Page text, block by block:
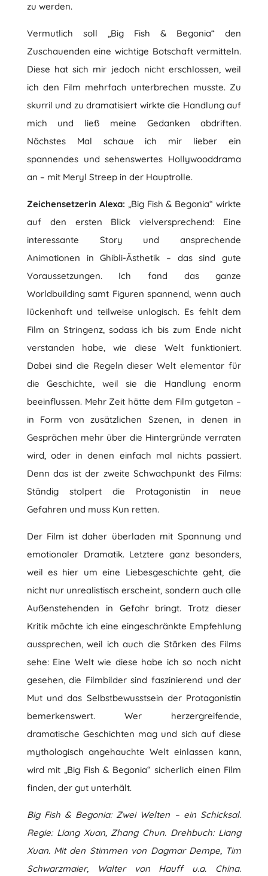
zu werden.
Vermutlich soll „Big Fish & Begonia“ den
Zuschauenden eine wichtige Botschaft vermitteln.
Diese hat sich mir jedoch nicht erschlossen, weil
ich den Film mehrfach unterbrechen musste. Zu
skurril und zu dramatisiert wirkte die Handlung auf
mich und ließ meine Gedanken abdriften.
Nächstes Mal schaue ich mir lieber ein
spannendes und sehenswertes Hollywooddrama
an – mit Meryl Streep in der Hauptrolle.
Zeichensetzerin Alexa: „Big Fish & Begonia“ wirkte
auf den ersten Blick vielversprechend: Eine
interessante Story und ansprechende
Animationen in Ghibli-Ästhetik – das sind gute
Voraussetzungen. Ich fand das ganze
Worldbuilding samt Figuren spannend, wenn auch
lückenhaft und teilweise unlogisch. Es fehlt dem
Film an Stringenz, sodass ich bis zum Ende nicht
verstanden habe, wie diese Welt funktioniert.
Dabei sind die Regeln dieser Welt elementar für
die Geschichte, weil sie die Handlung enorm
beeinflussen. Mehr Zeit hätte dem Film gutgetan –
in Form von zusätzlichen Szenen, in denen in
Gesprächen mehr über die Hintergründe verraten
wird, oder in denen einfach mal nichts passiert.
Denn das ist der zweite Schwachpunkt des Films:
Ständig stolpert die Protagonistin in neue
Gefahren und muss Kun retten.
Der Film ist daher überladen mit Spannung und
emotionaler Dramatik. Letztere ganz besonders,
weil es hier um eine Liebesgeschichte geht, die
nicht nur unrealistisch erscheint, sondern auch alle
Außenstehenden in Gefahr bringt. Trotz dieser
Kritik möchte ich eine eingeschränkte Empfehlung
aussprechen, weil ich auch die Stärken des Films
sehe: Eine Welt wie diese habe ich so noch nicht
gesehen, die Filmbilder sind faszinierend und der
Mut und das Selbstbewusstsein der Protagonistin
bemerkenswert. Wer herzergreifende,
dramatische Geschichten mag und sich auf diese
mythologisch angehauchte Welt einlassen kann,
wird mit „Big Fish & Begonia“ sicherlich einen Film
finden, der gut unterhält.
Big Fish & Begonia: Zwei Welten – ein Schicksal.
Regie: Liang Xuan, Zhang Chun. Drehbuch: Liang
Xuan. Mit den Stimmen von Dagmar Dempe, Tim
Schwarzmaier, Walter von Hauff u.a. China.